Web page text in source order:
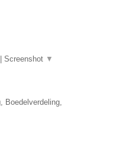
Screenshot ▼
Boedelverdeling,